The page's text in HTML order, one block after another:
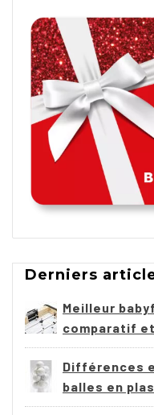
Finitions au choix
naturel
Dimensions et
Les modèles de
m de surface de jeu.
les rallonges de
accueille de 8 à 12
plus grandes
transformation se
Chaque table est
nos ateliers
La couleur du
La finition bois :
Derniers
Meilleur
comparatif
Différences
balles en